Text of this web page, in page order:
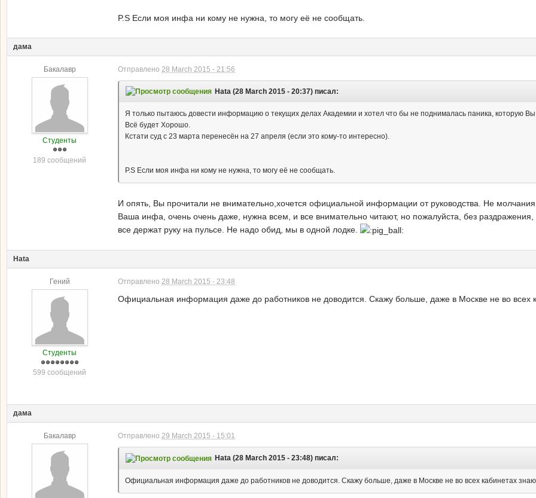
P.S Если моя инфа ни кому не нужна, то могу её не сообщать.
дама
Бакалавр
Студенты
189 сообщений
Отправлено 28 March 2015 - 21:56
Hata (28 March 2015 - 20:37) писал:
Я только пытаюсь довести информацию о текущих делах Академии и хотел что бы не поднималась паника, которую
Всё будет Хорошо.
Кстати суд с 23 марта перенесён на 27 апреля (если это кому-то интересно).
P.S Если моя инфа ни кому не нужна, то могу её не сообщать.
И опять, Вы прочитали не внимательно,хочется официальной информации от руководства. Не молчания.
Ваша инфа, очень очень даже, нужна всем, и все внимательно читают, но пожалуйста, без раздражения,
все держат руку на пульсе. Не надо обид, мы в одной лодке.
Hata
Гений
Студенты
599 сообщений
Отправлено 28 March 2015 - 23:48
Официальная информация даже до работников не доводится. Скажу больше, даже в Москве не во всех
дама
Бакалавр Отправлено 29 March 2015 - 15:01
Hata (28 March 2015 - 23:48) писал:
Официальная информация даже до работников не доводится. Скажу больше, даже в Москве не во всех кабинетах